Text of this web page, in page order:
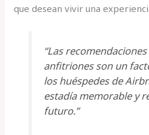
que desean vivir una
“Las
anfitriones son un
los huéspedes de
estadía memorable y
futuro.”